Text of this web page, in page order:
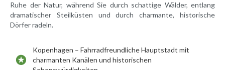
Ruhe der Natur, während Sie durch schattige Wälder, entlang
dramatischer Steilküsten und durch charmante, historische
Dörfer radeln.
Kopenhagen – Fahrradfreundliche Hauptstadt mit
charmanten Kanälen und historischen